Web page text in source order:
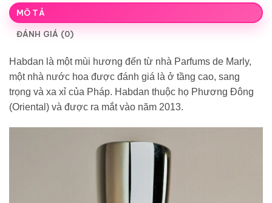
MÔ TẢ
ĐÁNH GIÁ (0)
Habdan là một mùi hương đến từ nhà Parfums de Marly,
một nhà nước hoa được đánh giá là ở tầng cao, sang
trọng và xa xỉ của Pháp. Habdan thuộc họ Phương Đông
(Oriental) và được ra mắt vào năm 2013.